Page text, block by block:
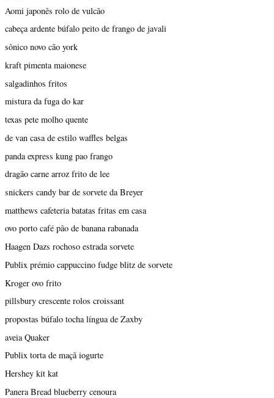
Aomi japonês rolo de vulcão
cabeça ardente búfalo peito de frango de javali
sônico novo cão york
kraft pimenta maionese
salgadinhos fritos
mistura da fuga do kar
texas pete molho quente
de van casa de estilo waffles belgas
panda express kung pao frango
dragão carne arroz frito de lee
snickers candy bar de sorvete da Breyer
matthews cafeteria batatas fritas em casa
ovo porto café pão de banana rabanada
Haagen Dazs rochoso estrada sorvete
Publix prémio cappuccino fudge blitz de sorvete
Kroger ovo frito
pillsbury crescente rolos croissant
propostas búfalo tocha língua de Zaxby
aveia Quaker
Publix torta de maçã iogurte
Hershey kit kat
Panera Bread blueberry cenoura